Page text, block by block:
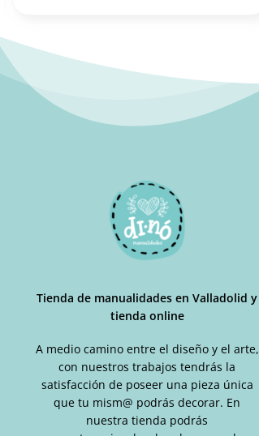
Tienda de manualidades en Valladolid y
tienda online
A medio camino entre el diseño y el arte,
con nuestros trabajos tendrás la
satisfacción de poseer una pieza única
que tu mism@ podrás decorar. En
nuestra tienda podrás